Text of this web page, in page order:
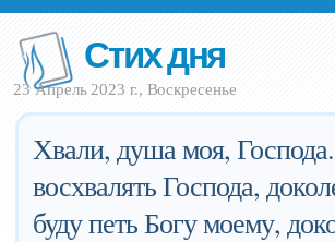
Стих дня
23 Апрель 2023 г., Воскресенье
Хвали, душа моя,
восхвалять Господа,
буду петь Богу моему,